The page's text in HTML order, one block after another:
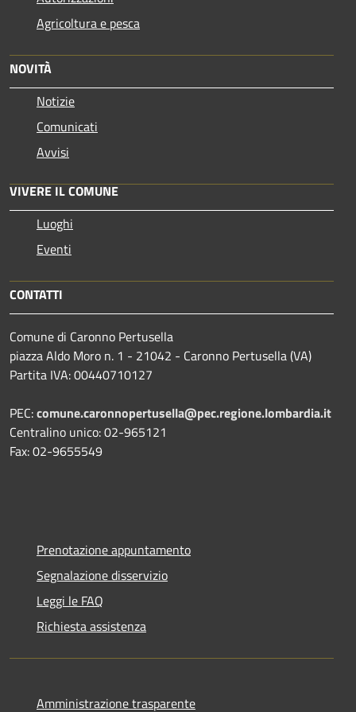
Agricoltura e pesca
NOVITÀ
Notizie
Comunicati
Avvisi
VIVERE IL COMUNE
Luoghi
Eventi
CONTATTI
Comune di Caronno Pertusella
piazza Aldo Moro n. 1 - 21042 - Caronno Pertusella (VA)
Partita IVA: 00440710127
PEC:comune.caronnopertusella@pec.regione.lombardia.it
Centralino unico: 02-965121
Fax: 02-9655549
Prenotazione appuntamento
Segnalazione disservizio
Leggi le FAQ
Richiesta assistenza
Amministrazione trasparente